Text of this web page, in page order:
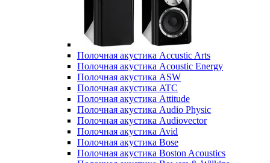
Полочная акустика Accustic Arts
Полочная акустика Acoustic Energy
Полочная акустика ASW
Полочная акустика ATC
Полочная акустика Attitude
Полочная акустика Audio Physic
Полочная акустика Audiovector
Полочная акустика Avid
Полочная акустика Bose
Полочная акустика Boston Acoustics